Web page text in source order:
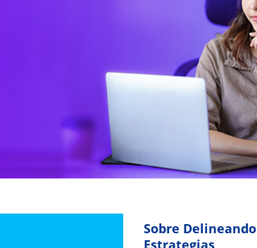
Sobre Delineando
Estrategias